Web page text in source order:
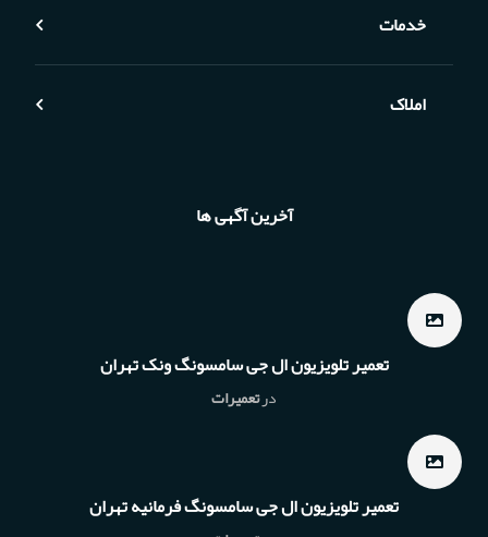
خدمات
املاک
آخرین آگهی ها
تعمیر تلویزیون ال جی سامسونگ ونک تهران
درتعمیرات
تعمیر تلویزیون ال جی سامسونگ فرمانیه تهران